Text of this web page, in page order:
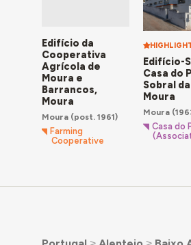
Edifício da
Cooperativa
Agrícola de
Moura e
Barrancos,
Moura
Moura(post. 1961)
Farming
Cooperative
Edifício-
Casa do
Sobral
Moura
Moura
Casa do